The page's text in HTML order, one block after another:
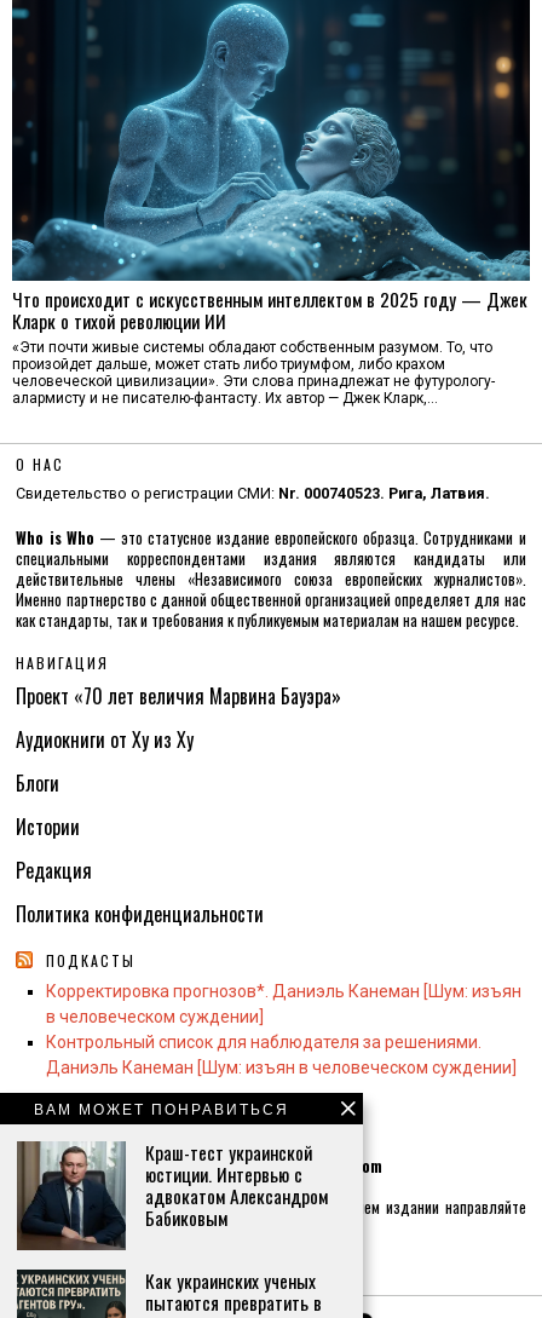
Что происходит с искусственным интеллектом в 2025 году — Джек
Кларк о тихой революции ИИ
«Эти почти живые системы обладают собственным разумом. То, что
произойдет дальше, может стать либо триумфом, либо крахом
человеческой цивилизации». Эти слова принадлежат не футурологу-
алармисту и не писателю-фантасту. Их автор — Джек Кларк,…
О НАС
Свидетельство о регистрации СМИ: Nr. 000740523. Рига, Латвия.
Who is Who — это статусное издание европейского образца. Сотрудниками и
специальными корреспондентами издания являются кандидаты или
действительные члены «Независимого союза европейских журналистов».
Именно партнерство с данной общественной организацией определяет для нас
как стандарты, так и требования к публикуемым материалам на нашем ресурсе.
НАВИГАЦИЯ
Проект «70 лет величия Марвина Бауэра»
Аудиокниги от Ху из Ху
Блоги
Истории
Редакция
Политика конфиденциальности
ПОДКАСТЫ
Корректировка прогнозов*. Даниэль Канеман [Шум: изъян
в человеческом суждении]
Контрольный список для наблюдателя за решениями.
Даниэль Канеман [Шум: изъян в человеческом суждении]
КОНТАКТЫ:
Контактная почта по общим вопросамinfo@whiswh.com
Если хотите реализовать себя как журналиста в нашем издании направляйте
письма на почту hr@whiswh.com
Главный редактор:
ВАМ МОЖЕТ ПОНРАВИТЬСЯ
Краш-тест украинской
юстиции. Интервью с
адвокатом Александром
Бабиковым
Как украинских ученых
пытаются превратить в